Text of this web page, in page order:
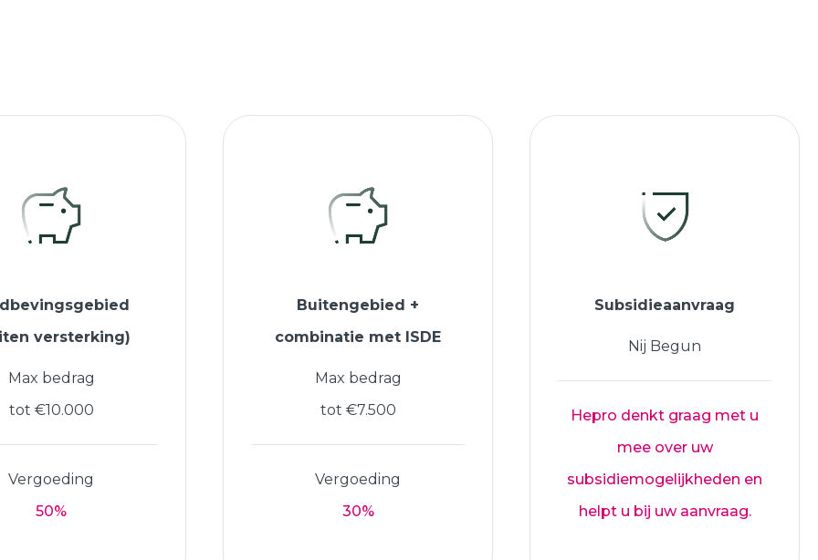
versterking)
Max bedrag
tot €10.000
Vergoeding
50%
Buitengebied +
combinatie met ISDE
Max bedrag
tot €7.500
Vergoeding
30%
Subsidieaanvraag
Nij Begun
Hepro denkt graag met u
mee over uw
subsidiemogelijkheden en
helpt u bij uw aanvraag.